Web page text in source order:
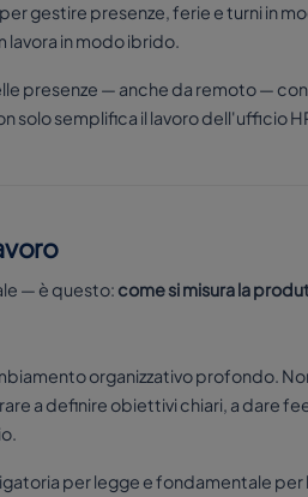
gestire presenze, ferie e turni in
lavora in modo ibrido.
presenze — anche da remoto —
semplifica il lavoro dell'ufficio
— è questo: come si misura la
organizzativo profondo.
a definire obiettivi chiari, a dare
per legge e fondamentale